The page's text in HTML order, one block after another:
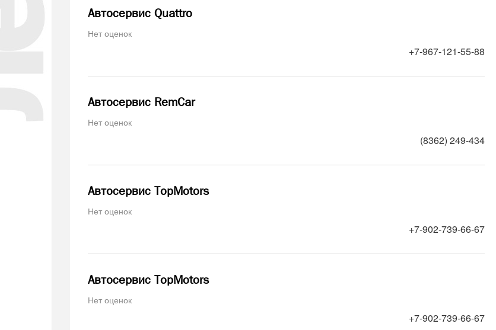
Автосервис Quattro
Нет оценок
+7-967-121-55-88
Автосервис RemCar
Нет оценок
(8362) 249-434
Автосервис TopMotors
Нет оценок
+7-902-739-66-67
Автосервис TopMotors
Нет оценок
+7-902-739-66-67